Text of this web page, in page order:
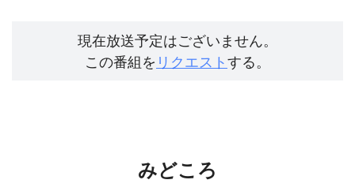
現在放送予定はございません。
この番組を リクエストする。
みどころ